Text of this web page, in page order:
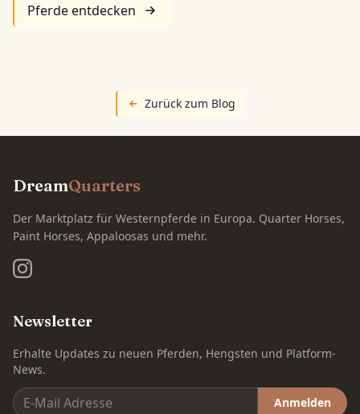
Pferde entdecken
Zurück zum Blog
DreamQuarters
Der Marktplatz für Westernpferde in Europa. Quarter Horses,
Paint Horses, Appaloosas und mehr.
Newsletter
Erhalte Updates zu neuen Pferden, Hengsten und Platform-
News.
Anmelden